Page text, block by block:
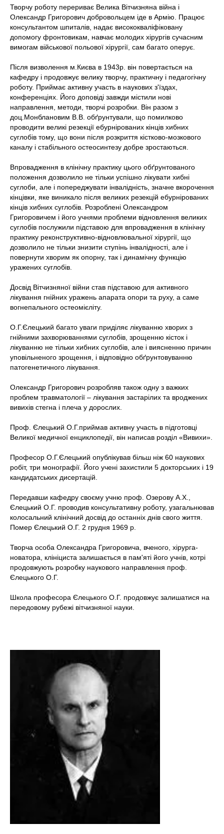
Творчу роботу перериває Велика Вітчизняна війна і
Олександр Григорович добровольцем іде в Армію. Працює
консультантом шпиталів, надає висококваліфіковану
допомогу фронтовикам, навчає молодих хірургів сучасним
вимогам військової польової хірургії, сам багато оперує.
Після визволення м.Києва в 1943р. він повертається на
кафедру і продовжує велику творчу, практичну і педагогічну
роботу. Приймає активну участь в наукових з'їздах,
конференціях. Його доповіді завжди містили нові
направлення, методи, творчі розробки. Він разом з
доц.Монблановим В.В. обґрунтували, що помилково
проводити великі резекції ебурнірованих кінців хибних
суглобів тому, що вони після розкриття кістково-мозкового
каналу і стабільного остеосинтезу добре зростаються.
Впровадження в клінічну практику цього обґрунтованого
положення дозволило не тільки успішно лікувати хибні
суглоби, але і попереджувати інвалідність, значне вкорочення
кінцівки, яке виникало після великих резекцій ебурнірованих
кінців хибних суглобів. Розроблені Олександром
Григоровичем і його учнями проблеми відновлення великих
суглобів послужили підставою для впровадження в клінічну
практику реконструктивно-відновлювальної хірургії, що
дозволило не тільки знизити ступінь інвалідності, але і
повернути хворим як опорну, так і динамічну функцію
уражених суглобів.
Досвід Вітчизняної війни став підставою для активного
лікування гнійних уражень апарата опори та руху, а саме
вогнепального остеомієліту.
О.Г.Єлецький багато уваги приділяє лікуванню хворих з
гнійними захворюваннями суглобів, зрощенню кісток і
лікуванню не тільки хибних суглобів, але і виясненню причин
уповільненого зрощення, і відповідно обґрунтовуванню
патогенетичного лікування.
Олександр Григорович розробляв також одну з важких
проблем травматології – лікування застарілих та вроджених
вивихів стегна і плеча у дорослих.
Проф. Єлецький О.Г.приймав активну участь в підготовці
Великої медичної енциклопедії, він написав розділ «Вивихи».
Професор О.Г.Єлецький опублікував більш ніж 60 наукових
робіт, три монографії. Його учені захистили 5 докторських і 19
кандидатських дисертацій.
Передавши кафедру своєму учню проф. Озерову А.Х.,
Єлецький О.Г. проводив консультативну роботу, узагальнював
колосальний клінічний досвід до останніх днів свого життя.
Помер Єлецький О.Г. 2 грудня 1969 р.
Творча особа Олександра Григоровича, вченого, хірурга-
новатора, клініциста залишається в пам'яті його учнів, котрі
продовжують розробку наукового направлення проф.
Єлецького О.Г.
Школа професора Єлецького О.Г. продовжує залишатися на
передовому рубежі вітчизняної науки.